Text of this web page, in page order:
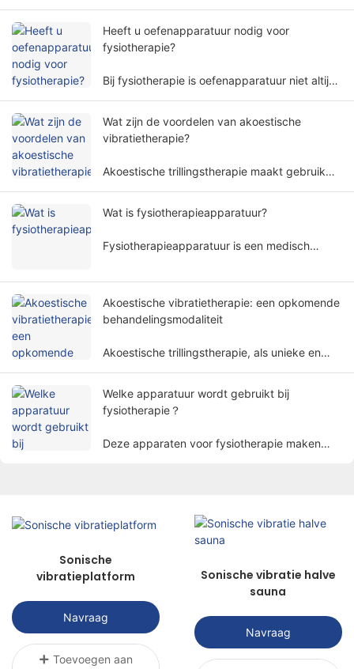
Heeft u oefenapparatuur nodig voor
fysiotherapie?
Bij fysiotherapie is oefenapparatuur niet altijd
dimensies.
Wat zijn de voordelen van akoestische
vibratietherapie?
Akoestische trillingstherapie maakt gebruik
niet-invasieve manier te behandelen en wordt
revalidatiegebieden.
Wat is fysiotherapieapparatuur?
Fysiotherapieapparatuur is een medisch
basis van fysieke principes. Het helpt
patiënten de symptomen te verlichten en de
lichaamsfuncties op een niet-invasieve manier
te herstellen.
Akoestische vibratietherapie: een opkomende
behandelingsmodaliteit
Akoestische trillingstherapie, als unieke en
Welke apparatuur wordt gebruikt bij
fysiotherapie？
Deze apparaten voor fysiotherapie maken
het verlichten van pijn, het bevorderen van
genezing en het herstellen van functies te
bereiken.
Sonische
vibratieplatform
Navraag
Toevoegen aan
Sonische vibratie halve
sauna
Navraag